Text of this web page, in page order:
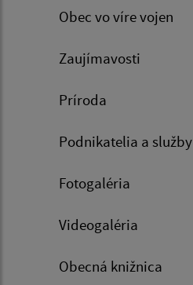
Obec vo víre vojen
Zaujímavosti
Príroda
Podnikatelia a služby
Fotogaléria
Videogaléria
Obecná knižnica